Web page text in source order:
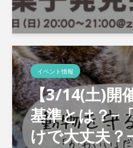
イベント情報
【3/14(土)開
基準とは？−
けで大丈夫？